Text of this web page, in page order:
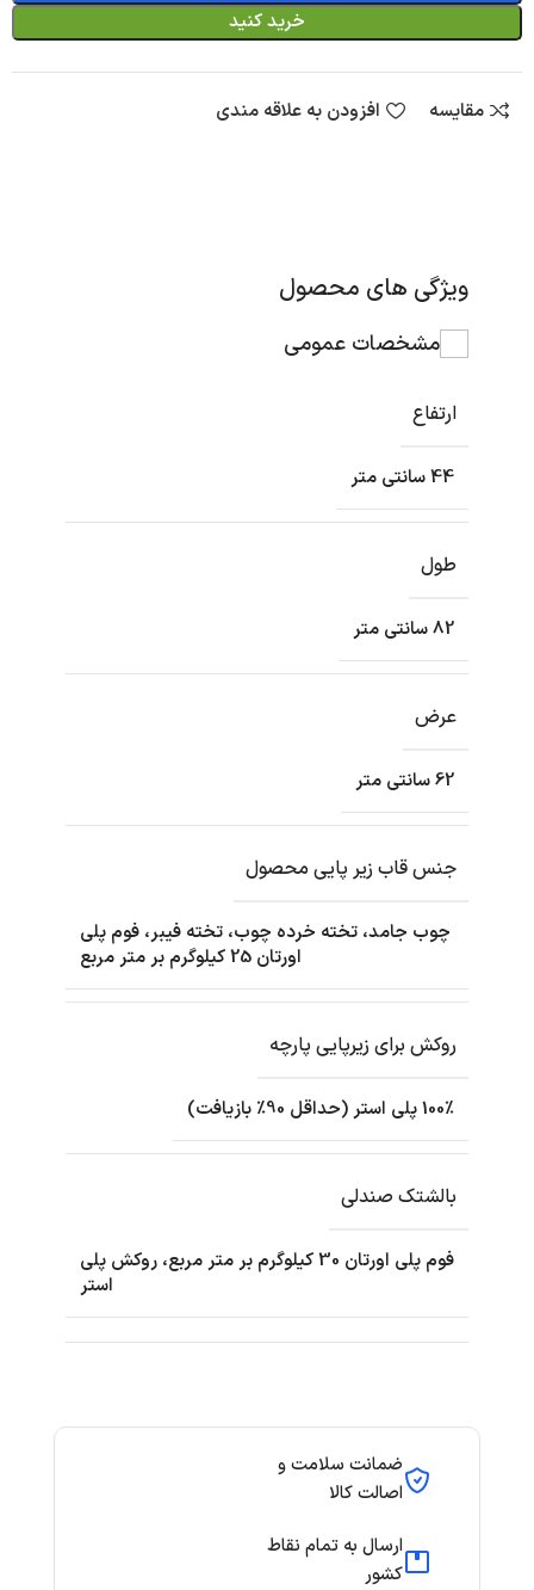
خرید کنید
مقایسه افزودن به علاقه مندی
ضمانت سلامت و
اصالت کالا
ارسال به تمام نقاط
کشور
ویژگی های محصول
مشخصات عمومی
ارتفاع
44 سانتی متر
طول
82 سانتی متر
عرض
62 سانتی متر
جنس قاب زیر پایی محصول
چوب جامد، تخته خرده چوب، تخته فیبر، فوم پلی
اورتان 25 کیلوگرم بر متر مربع
روکش برای زیرپایی پارچه
100٪ پلی استر (حداقل 90٪ بازیافت)
بالشتک صندلی
فوم پلی اورتان 30 کیلوگرم بر متر مربع، روکش پلی
استر